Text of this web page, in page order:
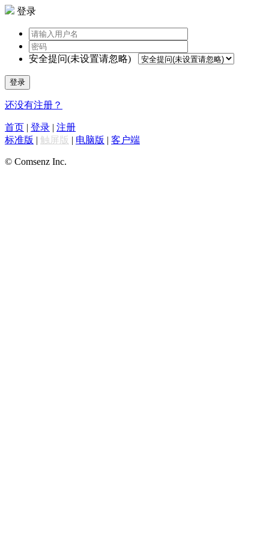
登录
安全提问(未设置请忽略)
登录
还没有注册？
首页 | 登录 | 注册
标准版 | 触屏版 | 电脑版 | 客户端
© Comsenz Inc.